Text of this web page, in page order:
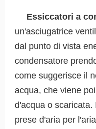
Essiccatori a
un'asciugatrice
dal punto di vista
condensatore
come suggerisce il
acqua, che viene
d'acqua o
prese d'aria per